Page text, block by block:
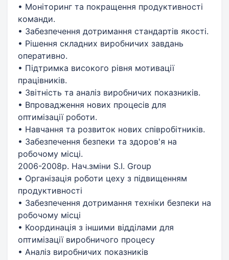
• Моніторинг та покращення продуктивності
команди.
• Забезпечення дотримання стандартів якості.
• Рішення складних виробничих завдань
оперативно.
• Підтримка високого рівня мотивації
працівників.
• Звітність та аналіз виробничих показників.
• Впровадження нових процесів для
оптимізації роботи.
• Навчання та розвиток нових співробітників.
• Забезпечення безпеки та здоров'я на
робочому місці.
2006-2008р. Нач.зміни S.I. Group
• Організація роботи цеху з підвищенням
продуктивності
• Забезпечення дотримання техніки безпеки на
робочому місці
• Координація з іншими відділами для
оптимізації виробничого процесу
• Аналіз виробничих показників